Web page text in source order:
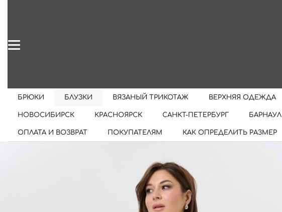
БРЮКИ БЛУЗКИ ВЯЗАНЫЙ ТРИКОТАЖ ВЕРХНЯЯ ОДЕЖДА
НОВОСИБИРСК КРАСНОЯРСК САНКТ-ПЕТЕРБУРГ БАРНАУЛ
ОПЛАТА И ВОЗВРАТ ПОКУПАТЕЛЯМ КАК ОПРЕДЕЛИТЬ РАЗМЕР